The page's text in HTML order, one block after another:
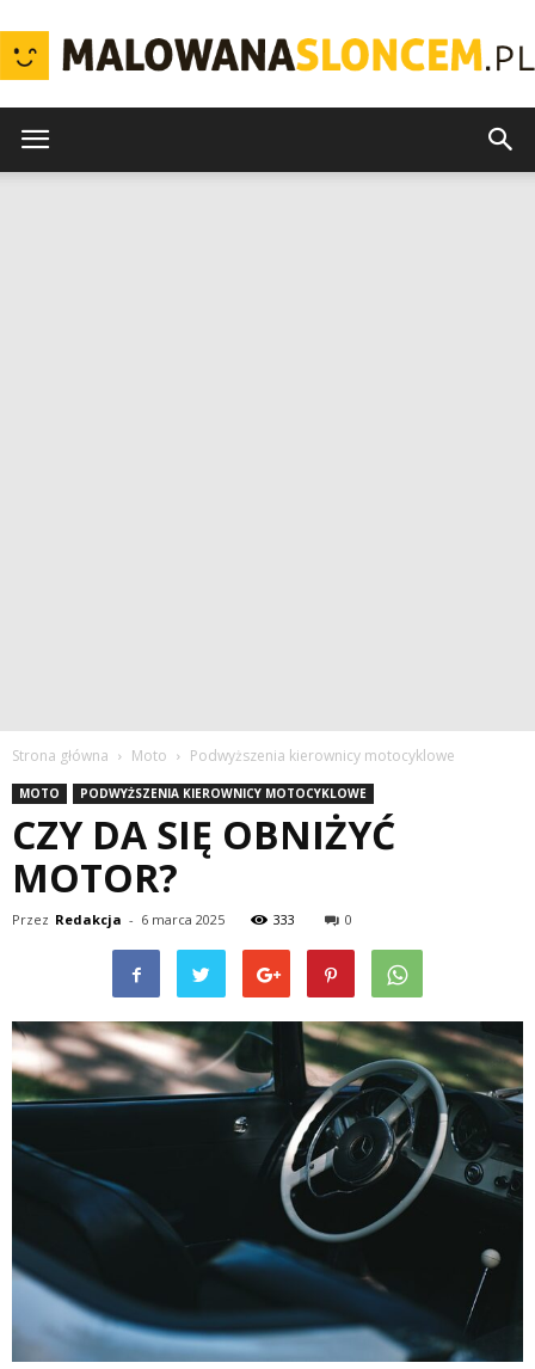
Strona główna Moto Podwyższenia kierownicy motocyklowe
MOTO PODWYŻSZENIA KIEROWNICY MOTOCYKLOWE
CZY DA SIĘ OBNIŻYĆ
MOTOR?
Przez Redakcja - 6 marca 2025 333 0